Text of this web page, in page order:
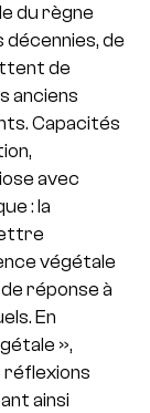
du règne
de
de
anciens
Capacités
avec
: la
végétale
réponse à
En
»,
réflexions
ainsi